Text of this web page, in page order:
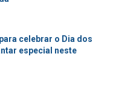
celebrar o Dia dos
especial neste